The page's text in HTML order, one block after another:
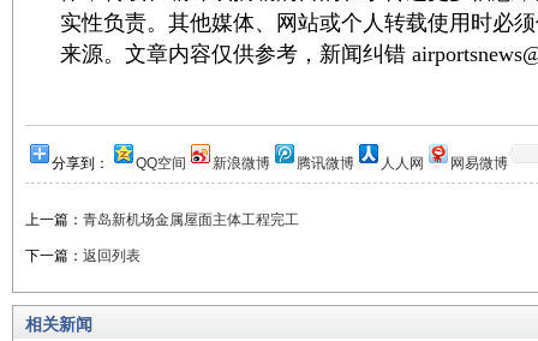
实性负责。其他媒体、网站或个人转载使用时必
来源。文章内容仅供参考，新闻纠错
分享到： QQ空间 新浪微博 腾讯微博 人人网 网易微博
上一篇： 青岛新机场金属屋面主体工程完工
下一篇： 返回列表
相关新闻